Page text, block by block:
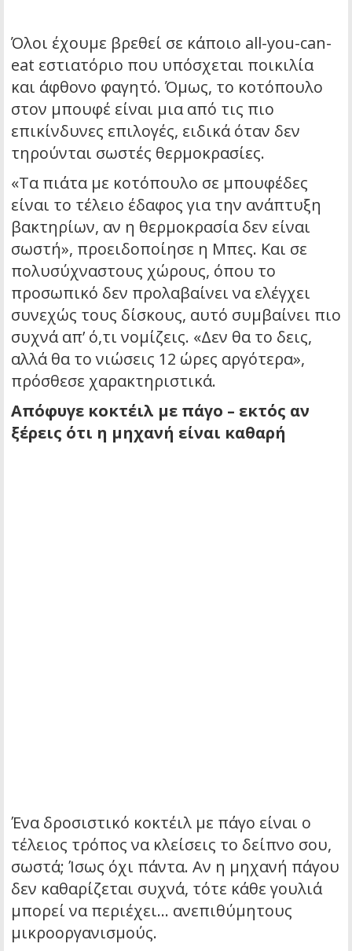
Όλοι έχουμε βρεθεί σε κάποιο all-you-can-
eat εστιατόριο που υπόσχεται ποικιλία
και άφθονο φαγητό. Όμως, το κοτόπουλο
στον μπουφέ είναι μια από τις πιο
επικίνδυνες επιλογές, ειδικά όταν δεν
τηρούνται σωστές θερμοκρασίες.
«Τα πιάτα με κοτόπουλο σε μπουφέδες
είναι το τέλειο έδαφος για την ανάπτυξη
βακτηρίων, αν η θερμοκρασία δεν είναι
σωστή», προειδοποίησε η Μπες. Και σε
πολυσύχναστους χώρους, όπου το
προσωπικό δεν προλαβαίνει να ελέγχει
συνεχώς τους δίσκους, αυτό συμβαίνει πιο
συχνά απ’ ό,τι νομίζεις. «Δεν θα το δεις,
αλλά θα το νιώσεις 12 ώρες αργότερα»,
πρόσθεσε χαρακτηριστικά.
Απόφυγε κοκτέιλ με πάγο – εκτός αν
ξέρεις ότι η μηχανή είναι καθαρή
Ένα δροσιστικό κοκτέιλ με πάγο είναι ο
τέλειος τρόπος να κλείσεις το δείπνο σου,
σωστά; Ίσως όχι πάντα. Αν η μηχανή πάγου
δεν καθαρίζεται συχνά, τότε κάθε γουλιά
μπορεί να περιέχει… ανεπιθύμητους
μικροοργανισμούς.